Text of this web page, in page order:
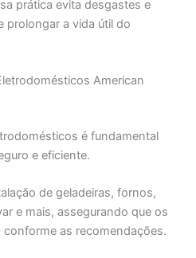
prática evita desgastes e
prolongar a vida útil do
American
é fundamental
e eficiente.
de geladeiras, fornos,
e mais, assegurando que os
as recomendações.